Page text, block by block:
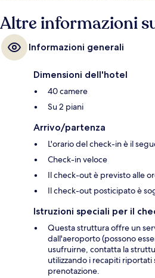
Altre informazioni
Informazioni generali
Dimensioni dell'hotel
40 camere
Su 2 piani
Arrivo/partenza
L'orario del check-in è il
Check-in veloce
Il check-out è previsto alle
Il check-out posticipato è
Istruzioni speciali per il
Questa struttura offre un
dall'aeroporto (possono
usufruirne, contatta la
utilizzando i recapiti riportati
prenotazione.